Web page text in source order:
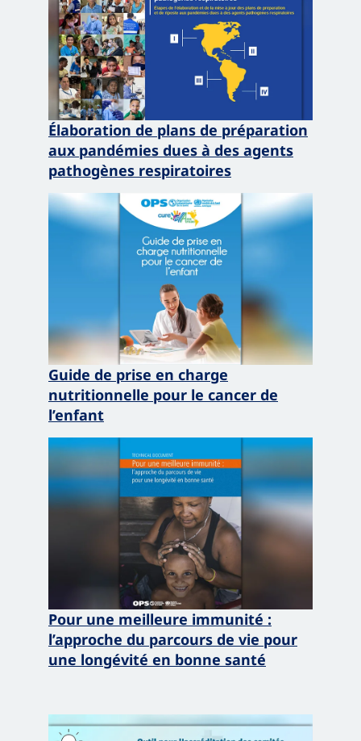
Élaboration de plans de préparation
aux pandémies dues à des agents
pathogènes respiratoires
Guide de prise en charge
nutritionnelle pour le cancer de
l’enfant
Pour une meilleure immunité :
l’approche du parcours de vie pour
une longévité en bonne santé